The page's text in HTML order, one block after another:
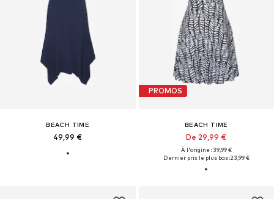
BEACH TIME
49,99 €
PROMOS
BEACH TIME
De 29,99 €
À l'origine : 39,99 €
Dernier prix le plus bas :23,99 €